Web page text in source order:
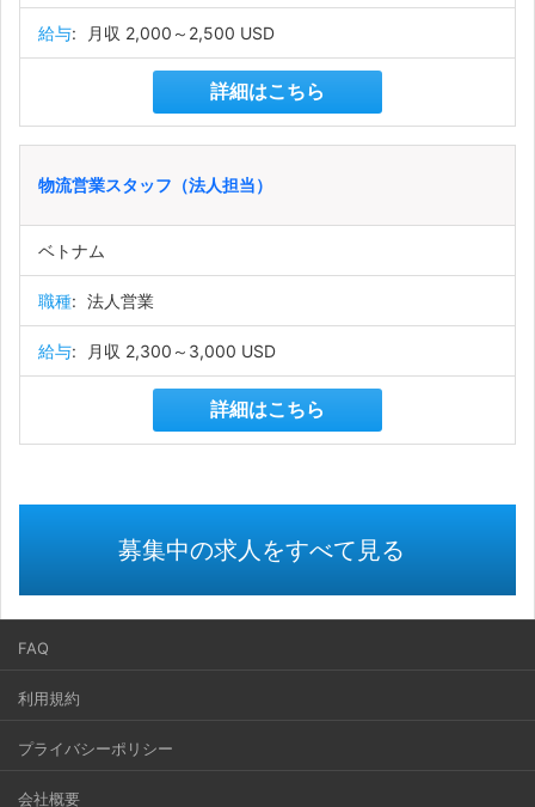
給与: 月収 2,000～2,500 USD
詳細はこちら
物流営業スタッフ（法人担当）
ベトナム
職種: 法人営業
給与: 月収 2,300～3,000 USD
詳細はこちら
募集中の求人をすべて見る
FAQ
利用規約
プライバシーポリシー
会社概要